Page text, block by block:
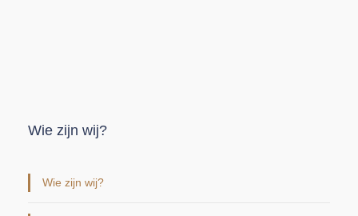
Wie zijn wij?
Wie zijn wij?